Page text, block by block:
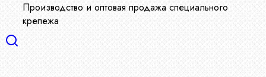
Производство и оптовая продажа специального
крепежа